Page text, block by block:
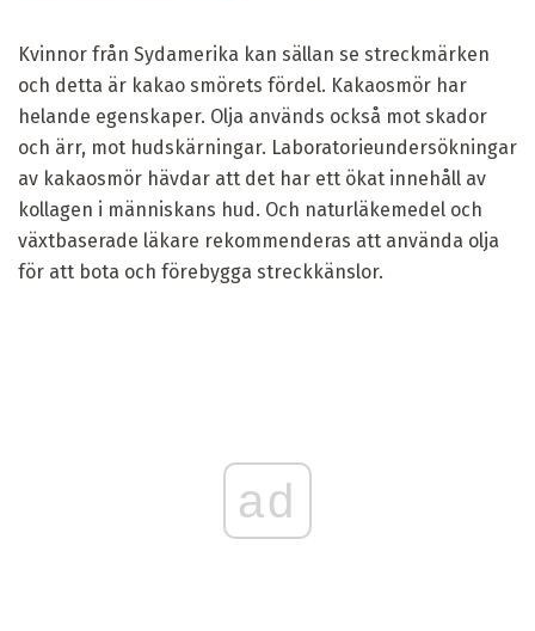
Kvinnor från Sydamerika kan sällan se streckmärken
och detta är kakao smörets fördel. Kakaosmör har
helande egenskaper. Olja används också mot skador
och ärr, mot hudskärningar. Laboratorieundersökningar
av kakaosmör hävdar att det har ett ökat innehåll av
kollagen i människans hud. Och naturläkemedel och
växtbaserade läkare rekommenderas att använda olja
för att bota och förebygga streckkänslor.
ad